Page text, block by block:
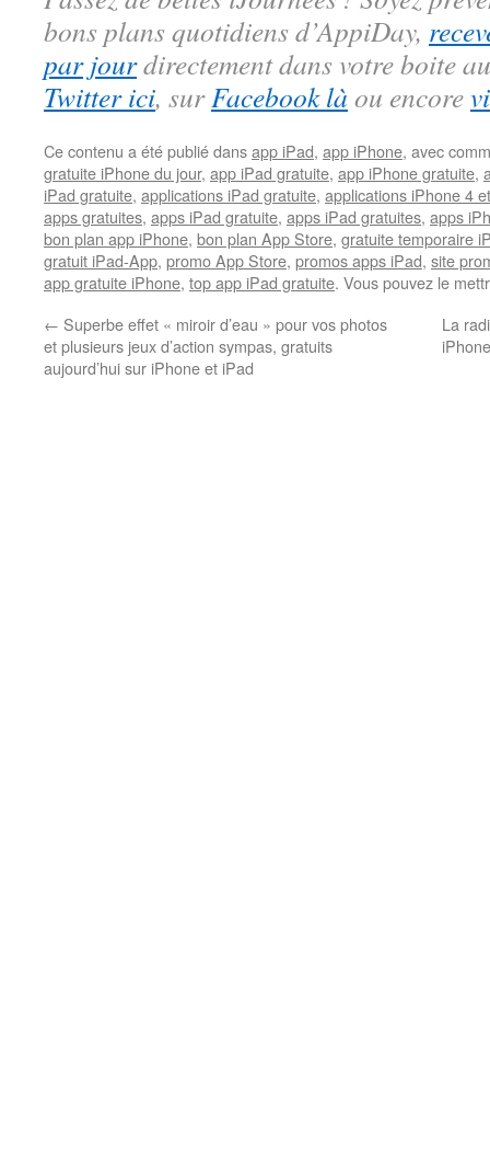
bons plans quotidiens d’AppiDay,
par jourdirectement dans votre boite
Twitter ici, surFacebook là ou encore
Ce contenu a été publié dansapp iPad, app iPhone, avec
gratuite iPhone du jour, app iPad gratuite, app iPhone gratuite,
iPad gratuite, applications iPad gratuite, applications iPhone 4
apps gratuites, apps iPad gratuite, apps iPad gratuites, apps
bon plan app iPhone, bon plan App Store, gratuite temporaire
gratuit iPad-App, promo App Store, promos apps iPad, site
app gratuite iPhone, top app iPad gratuite. Vous pouvez le
← Superbe effet « miroir d’eau » pour vos photos
et plusieurs jeux d’action sympas, gratuits
aujourd’hui sur iPhone et iPad
La